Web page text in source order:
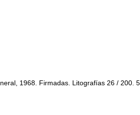
1968. Firmadas. Litografías 26 / 200.